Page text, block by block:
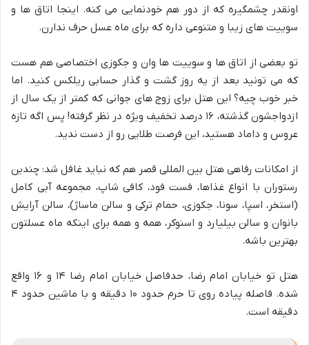
اونقدر چشمگیره که از دور هم خودنمایی می کنه. اینجا اتاق ها و
سوییت های زیبا و متنوعی داره که برای ماه عسل حرف ندارن.
تو بعضی از اتاق ها و سوییت ها وان و جکوزی اختصاصی هم هست
که می تونید بعد از یه روز گشت و گذار حسابی ریلکس کنید. اما
خبر خوب چیه؟ این هتل برای زوج های جوانی که کمتر از یک سال از
ازدواجشون گذشته، ۱۶ درصد تخفیف ویژه در نظر گرفته! پس اگه تازه
عروس و داماد هستید، این فرصت طلایی رو از دست ندید.
از امکانات رفاهی هتل بین المللی قصر هم که نباید غافل شد: چندین
رستوران با انواع غذاها، فست فود، کافی شاپ، مجموعه آبی کامل
(استخر، اسپا، سونا، جکوزی، حمام ترکی و سالن ماساژ)، سالن آرایش
بانوان و سالن بیلیارد و اسنوکر، همه و همه برای اینکه ماه عسلتون
بهترین باشه.
هتل تو خیابان امام رضا، حدفاصل خیابان امام رضا ۱۴ و ۱۶ واقع
شده. فاصله پیاده روی تا حرم حدود ۱۰ دقیقه و با ماشین حدود ۴
دقیقه است.